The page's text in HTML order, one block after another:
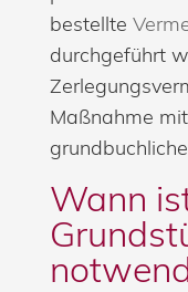
bestellte
durchgeführt
Maßnahme
Wann